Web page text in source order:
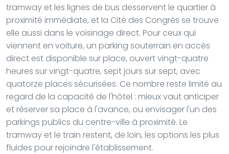
tramway et les lignes de bus desservent le quartier à
proximité immédiate, et la Cité des Congrès se trouve
elle aussi dans le voisinage direct. Pour ceux qui
viennent en voiture, un parking souterrain en accès
direct est disponible sur place, ouvert vingt-quatre
heures sur vingt-quatre, sept jours sur sept, avec
quatorze places sécurisées. Ce nombre reste limité au
regard de la capacité de l'hôtel : mieux vaut anticiper
et réserver sa place à l'avance, ou envisager l'un des
parkings publics du centre-ville à proximité. Le
tramway et le train restent, de loin, les options les plus
fluides pour rejoindre l'établissement.